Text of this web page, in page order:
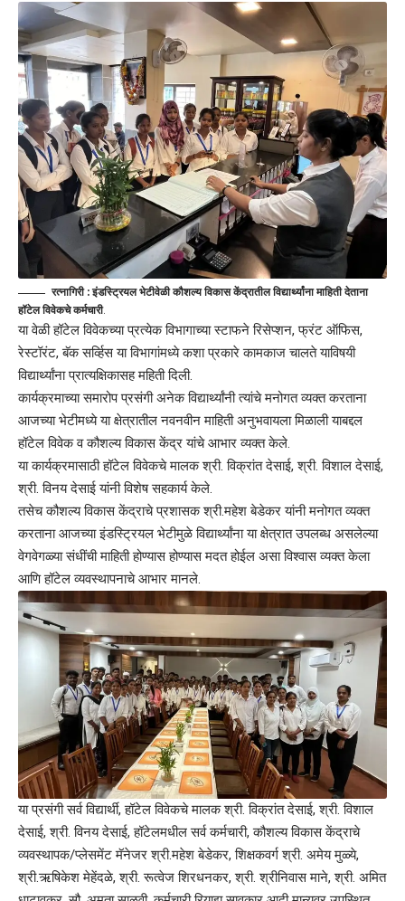
रत्नागिरी : इंडस्ट्रियल भेटीवेळी कौशल्य विकास केंद्रातील विद्यार्थ्यांना माहिती देताना
हॉटेल विवेकचे कर्मचारी.
या वेळी हॉटेल विवेकच्या प्रत्येक विभागाच्या स्टाफने रिसेप्शन, फ्रंट ऑफिस,
रेस्टॉरंट, बॅक सर्व्हिस या विभागांमध्ये कशा प्रकारे कामकाज चालते याविषयी
विद्यार्थ्यांना प्रात्यक्षिकासह महिती दिली.
कार्यक्रमाच्या समारोप प्रसंगी अनेक विद्यार्थ्यांनी त्यांचे मनोगत व्यक्त करताना
आजच्या भेटीमध्ये या क्षेत्रातील नवनवीन माहिती अनुभवायला मिळाली याबद्दल
हॉटेल विवेक व कौशल्य विकास केंद्र यांचे आभार व्यक्त केले.
या कार्यक्रमासाठी हॉटेल विवेकचे मालक श्री. विक्रांत देसाई, श्री. विशाल देसाई,
श्री. विनय देसाई यांनी विशेष सहकार्य केले.
तसेच कौशल्य विकास केंद्राचे प्रशासक श्री.महेश बेडेकर यांनी मनोगत व्यक्त
करताना आजच्या इंडस्ट्रियल भेटीमुळे विद्यार्थ्यांना या क्षेत्रात उपलब्ध असलेल्या
वेगवेगळ्या संधींची माहिती होण्यास होण्यास मदत होईल असा विश्वास व्यक्त केला
आणि हॉटेल व्यवस्थापनाचे आभार मानले.
या प्रसंगी सर्व विद्यार्थी, हॉटेल विवेकचे मालक श्री. विक्रांत देसाई, श्री. विशाल
देसाई, श्री. विनय देसाई, हॉटेलमधील सर्व कर्मचारी, कौशल्य विकास केंद्राचे
व्यवस्थापक/प्लेसमेंट मॅनेजर श्री.महेश बेडेकर, शिक्षकवर्ग श्री. अमेय मुळ्ये,
श्री.ऋषिकेश मेहेंदळे, श्री. रूत्वेज शिरधनकर, श्री. श्रीनिवास माने, श्री. अमित